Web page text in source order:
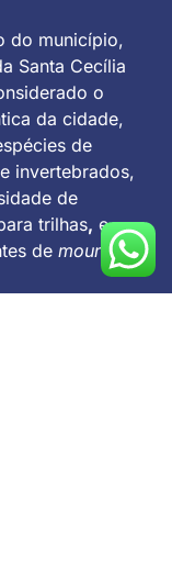
do município,
Santa Cecília
o
da cidade,
de
invertebrados,
de
trilhas, e
de mountain